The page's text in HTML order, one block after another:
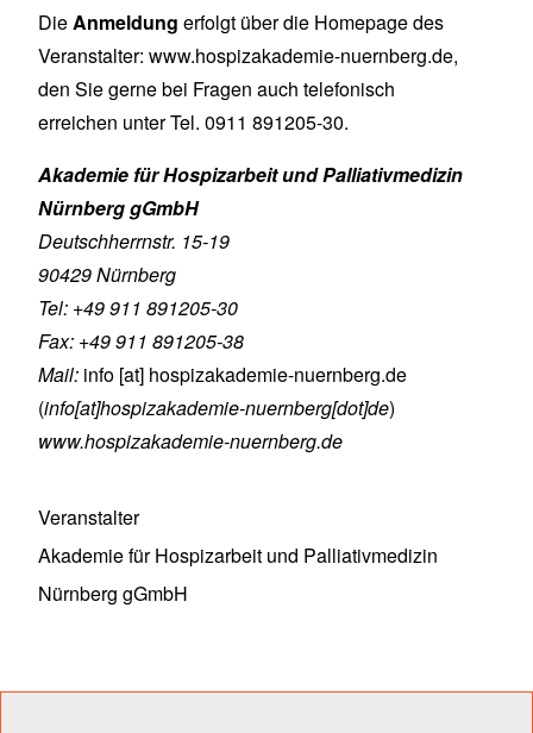
DieAnmeldung erfolgt über die Homepage des
Veranstalter: www.hospizakademie-nuernberg.de,
den Sie gerne bei Fragen auch telefonisch
erreichen unter Tel. 0911 891205-30.
Akademie für Hospizarbeit und Palliativmedizin
Nürnberg gGmbH
Deutschherrnstr. 15-19
90429 Nürnberg
Tel: +49 911 891205-30
Fax: +49 911 891205-38
Mail: info [at] hospizakademie-nuernberg.de
(info[at]hospizakademie-nuernberg[dot]de)
www.hospizakademie-nuernberg.de
Veranstalter
Akademie für Hospizarbeit und Palliativmedizin
Nürnberg gGmbH